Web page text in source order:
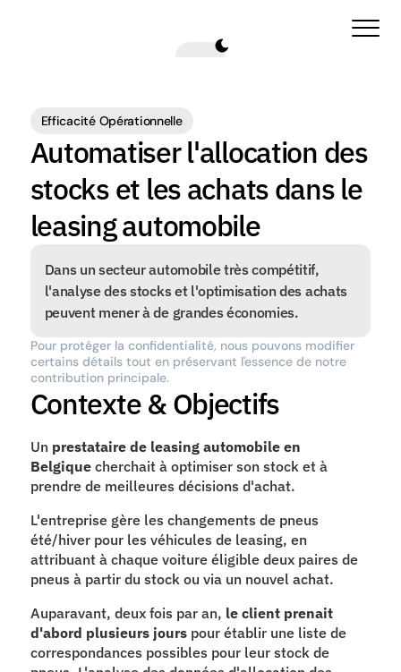
Efficacité Opérationnelle
Automatiser l'allocation des
stocks et les achats dans le
leasing automobile
Dans un secteur automobile très compétitif,
l'analyse des stocks et l'optimisation des achats
peuvent mener à de grandes économies.
Pour protéger la confidentialité, nous pouvons modifier
certains détails tout en préservant l'essence de notre
contribution principale.
Contexte & Objectifs
Un prestataire de leasing automobile en
Belgique cherchait à optimiser son stock et à
prendre de meilleures décisions d'achat.
L'entreprise gère les changements de pneus
été/hiver pour les véhicules de leasing, en
attribuant à chaque voiture éligible deux paires de
pneus à partir du stock ou via un nouvel achat.
Auparavant, deux fois par an, le client prenait
d'abord plusieurs jours pour établir une liste de
correspondances possibles pour leur stock de